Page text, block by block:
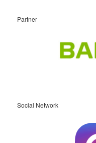
Partner
Social Network